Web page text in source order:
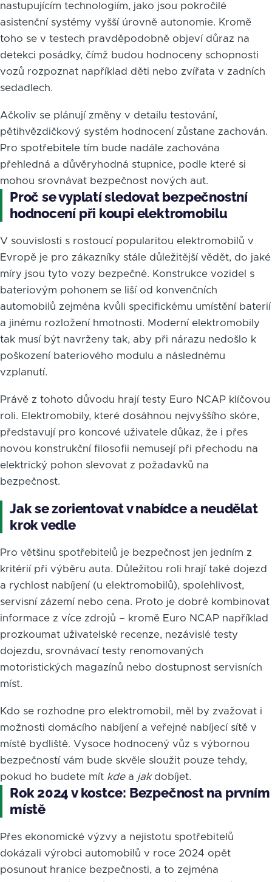
nastupujícím technologiím, jako jsou pokročilé
asistenční systémy vyšší úrovně autonomie. Kromě
toho se v testech pravděpodobně objeví důraz na
detekci posádky, čímž budou hodnoceny schopnosti
vozů rozpoznat například děti nebo zvířata v zadních
sedadlech.
Ačkoliv se plánují změny v detailu testování,
pětihvězdičkový systém hodnocení zůstane zachován.
Pro spotřebitele tím bude nadále zachována
přehledná a důvěryhodná stupnice, podle které si
mohou srovnávat bezpečnost nových aut.
Proč se vyplatí sledovat bezpečnostní
hodnocení při koupi elektromobilu
V souvislosti s rostoucí popularitou elektromobilů v
Evropě je pro zákazníky stále důležitější vědět, do jaké
míry jsou tyto vozy bezpečné. Konstrukce vozidel s
bateriovým pohonem se liší od konvenčních
automobilů zejména kvůli specifickému umístění baterií
a jinému rozložení hmotnosti. Moderní elektromobily
tak musí být navrženy tak, aby při nárazu nedošlo k
poškození bateriového modulu a následnému
vzplanutí.
Právě z tohoto důvodu hrají testy Euro NCAP klíčovou
roli. Elektromobily, které dosáhnou nejvyššího skóre,
představují pro koncové uživatele důkaz, že i přes
novou konstrukční filosofii nemusejí při přechodu na
elektrický pohon slevovat z požadavků na
bezpečnost.
Jak se zorientovat v nabídce a neudělat
krok vedle
Pro většinu spotřebitelů je bezpečnost jen jedním z
kritérií při výběru auta. Důležitou roli hrají také dojezd
a rychlost nabíjení (u elektromobilů), spolehlivost,
servisní zázemí nebo cena. Proto je dobré kombinovat
informace z více zdrojů – kromě Euro NCAP například
prozkoumat uživatelské recenze, nezávislé testy
dojezdu, srovnávací testy renomovaných
motoristických magazínů nebo dostupnost servisních
míst.
Kdo se rozhodne pro elektromobil, měl by zvažovat i
možnosti domácího nabíjení a veřejné nabíjecí sítě v
místě bydliště. Vysoce hodnocený vůz s výbornou
bezpečností vám bude skvěle sloužit pouze tehdy,
pokud ho budete mít kdea jakdobíjet.
Rok 2024 v kostce: Bezpečnost na prvním
místě
Přes ekonomické výzvy a nejistotu spotřebitelů
dokázali výrobci automobilů v roce 2024 opět
posunout hranice bezpečnosti, a to zejména